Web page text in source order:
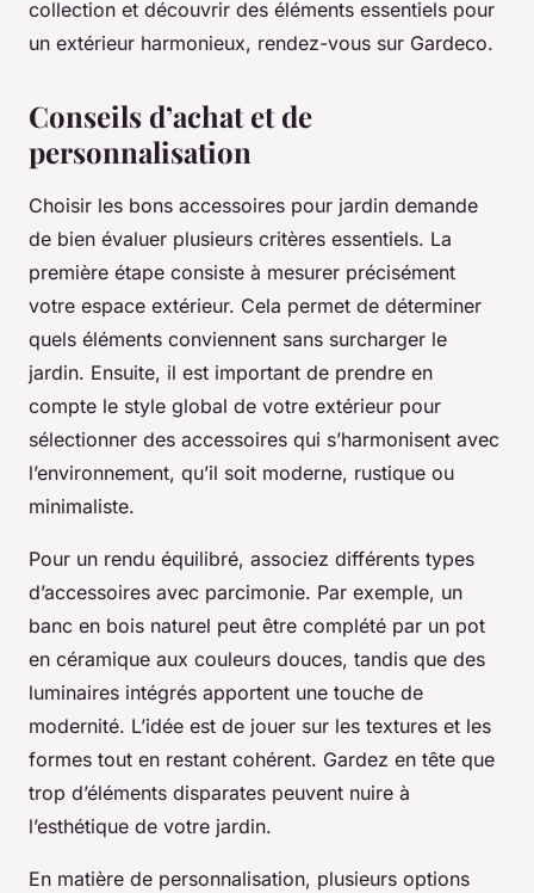
collection et découvrir des éléments essentiels pour
un extérieur harmonieux, rendez-vous sur Gardeco.
Conseils d’achat et de
personnalisation
Choisir les bons accessoires pour jardin demande
de bien évaluer plusieurs critères essentiels. La
première étape consiste à mesurer précisément
votre espace extérieur. Cela permet de déterminer
quels éléments conviennent sans surcharger le
jardin. Ensuite, il est important de prendre en
compte le style global de votre extérieur pour
sélectionner des accessoires qui s’harmonisent avec
l’environnement, qu’il soit moderne, rustique ou
minimaliste.
Pour un rendu équilibré, associez différents types
d’accessoires avec parcimonie. Par exemple, un
banc en bois naturel peut être complété par un pot
en céramique aux couleurs douces, tandis que des
luminaires intégrés apportent une touche de
modernité. L’idée est de jouer sur les textures et les
formes tout en restant cohérent. Gardez en tête que
trop d’éléments disparates peuvent nuire à
l’esthétique de votre jardin.
En matière de personnalisation, plusieurs options